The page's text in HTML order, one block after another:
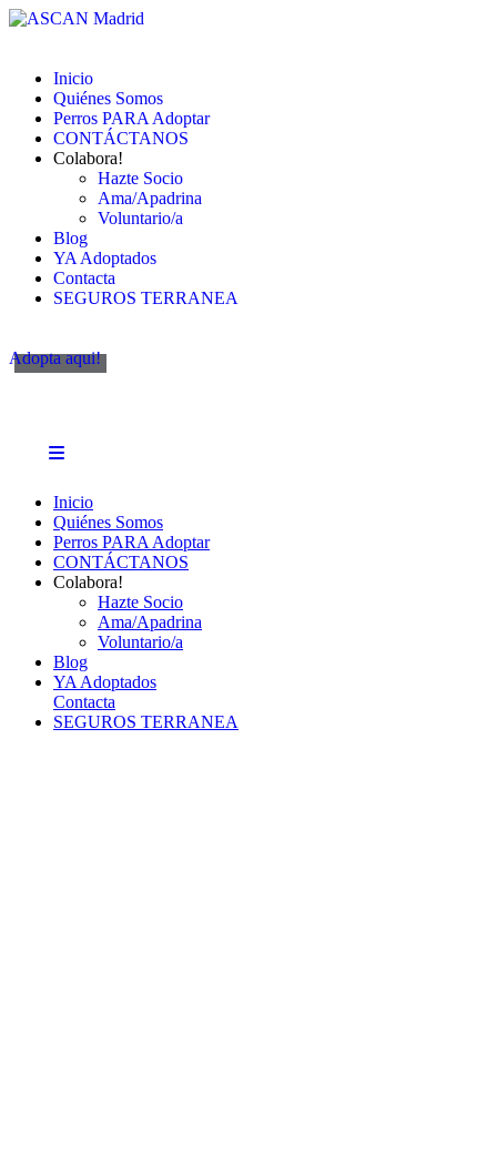
Inicio
Quiénes Somos
Perros PARA Adoptar
CONTÁCTANOS
Colabora!
Hazte Socio
Ama/Apadrina
Voluntario/a
Blog
YA Adoptados
Contacta
SEGUROS TERRANEA
Adopta aqui!
Inicio
Quiénes Somos
Perros PARA Adoptar
CONTÁCTANOS
Colabora!
Hazte Socio
Ama/Apadrina
Voluntario/a
Blog
YA Adoptados
Contacta
SEGUROS TERRANEA